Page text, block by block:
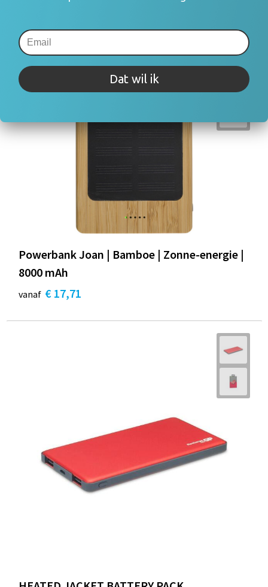
Powerbank Joan | Bamboe | Zonne-energie |
8000 mAh
vanaf € 17,71
Dat wil ik